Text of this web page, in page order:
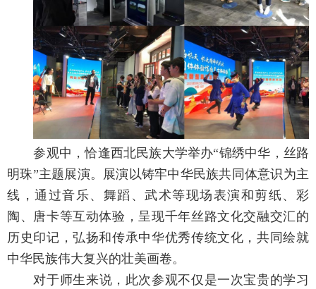
参观中，恰逢西北民族大学举办“锦绣中华，丝路
明珠”主题展演。展演以铸牢中华民族共同体意识为主
线，通过音乐、舞蹈、武术等现场表演和剪纸、彩
陶、唐卡等互动体验，呈现千年丝路文化交融交汇的
历史印记，弘扬和传承中华优秀传统文化，共同绘就
中华民族伟大复兴的壮美画卷。
对于师生来说，此次参观不仅是一次宝贵的学习